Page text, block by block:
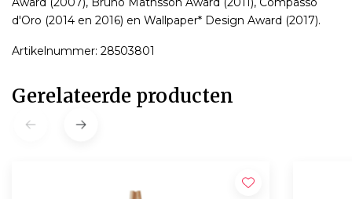
d'Oro (2014 en 2016) en Wallpaper* Design Award (2017).
Artikelnummer: 28503801
Gerelateerde producten